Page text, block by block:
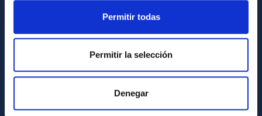
Permitir todas
Permitir la selección
Denegar